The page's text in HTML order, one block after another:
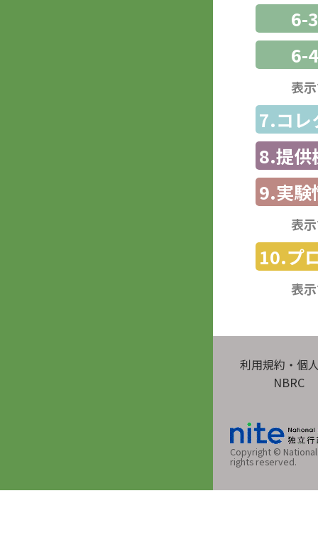
6-
6-
表
7.コレ
8.提供
9.実験
表
10.プ
表
利用規約・個
NBRC
Copyright ©
rights reserved.